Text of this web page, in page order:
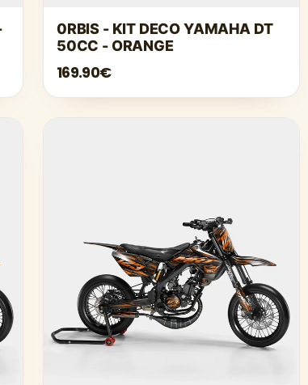
0RBIS - KIT DECO YAMAHA DT
50CC - ORANGE
169.90€